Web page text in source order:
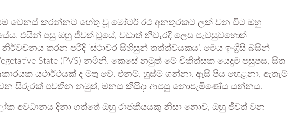
වෙනස් කරන්නට හේතු වූ මෝටර් රථ අනතුරකට ලක් වන විට ඔහු
එයින් පසු ඔහු ජීවත් වූයේ, වඩාත් නිවැරදි ලෙස පැවසුවහොත්
කරන පරිදි ‘ස්ථාවර සිහිසුන් තත්ත්වයකය’. මෙය ඉංග්‍රීසි බසින්
State (PVS) නමිනි. කෙසේ නමුත් මේ චිකිත්සක යෙදුම පසුපස, සිත
යථාර්ථයක් ද මතු වේ. එනම්, හුස්ම ගන්නා, ඇසි පිය හෙළනා, ඇතැම්
සිරුරක් පවතින නමුත්, මනස කිසිදා ආපසු නොපැමිණේය යන්නය.
අවධානය දිනා ගත්තේ ඔහු රාජකීයයකු නිසා නොව, ඔහු ජීවත් වන